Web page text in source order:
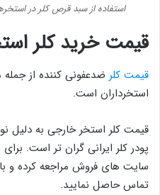
استفاده از سبد قرص کلر در
قیمت خرید کلر
قیمت کلر ضدعفونی کننده از
استخرداران است.
قیمت کلر استخر خارجی به دلیل
پودر کلر ایرانی گران تر است.
سایت های فروش مراجعه کرده و
تماس حاصل نمایید.